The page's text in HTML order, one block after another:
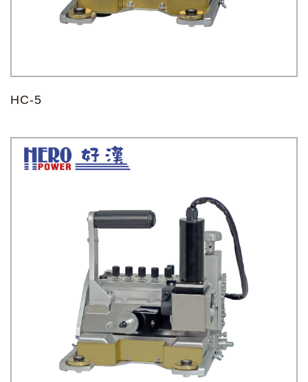
HC-5
忘记您的密码了?